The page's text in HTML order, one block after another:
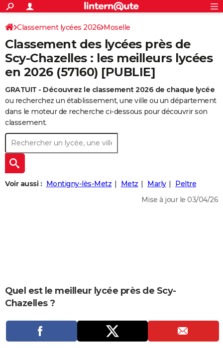
ACTUALITÉS
Politique
Société
Faits Divers
Education
Monde
Villes
+
SPORT
Coupe du monde 2026
Football
Tennis
Cyclisme
Rugby
Forum
Programme TV
TNT
Streaming
Cinéma
Sorties cinéma
Musique
+
FINANCE
Retraite
Impôts
Epargne
Immobilier
Risques naturels par ville
Banque
Assurance
Crédit
AUTO
Essais
Réserver un essai
Citadines
Berlines
SUV
Forum auto
+
HIGH-TECH
BRICOLAGE
Forum
Aménagement intérieur
Extérieur
Cuisine
Salle de bains
Jardinage
Rangement
+WEEK-END
Guides de France
Escapades
Patrimoine
Expositions
Musées
Week-end nature
+
LIFESTYLE
CARTE DE VOEUX
Dictionnaire
Biographies
Expressions
Proverbes
PROGRAMME TV
S'inscrire
Connexion
Classement lycées 2026 Moselle
Classement des lycées près de
Scy-Chazelles : les meilleurs lycées
en 2026 (57160) [PUBLIE]
GRATUIT - Découvrez le classement 2026 de chaque lycée
ou recherchez un établissement, une ville ou un département
dans le moteur de recherche ci-dessous pour découvrir son
classement.
Voir aussi : Montigny-lès-Metz Metz Marly
Peltre
Mise à jour le 03/04/26
Quel est le meilleur lycée près de Scy-
Chazelles ?